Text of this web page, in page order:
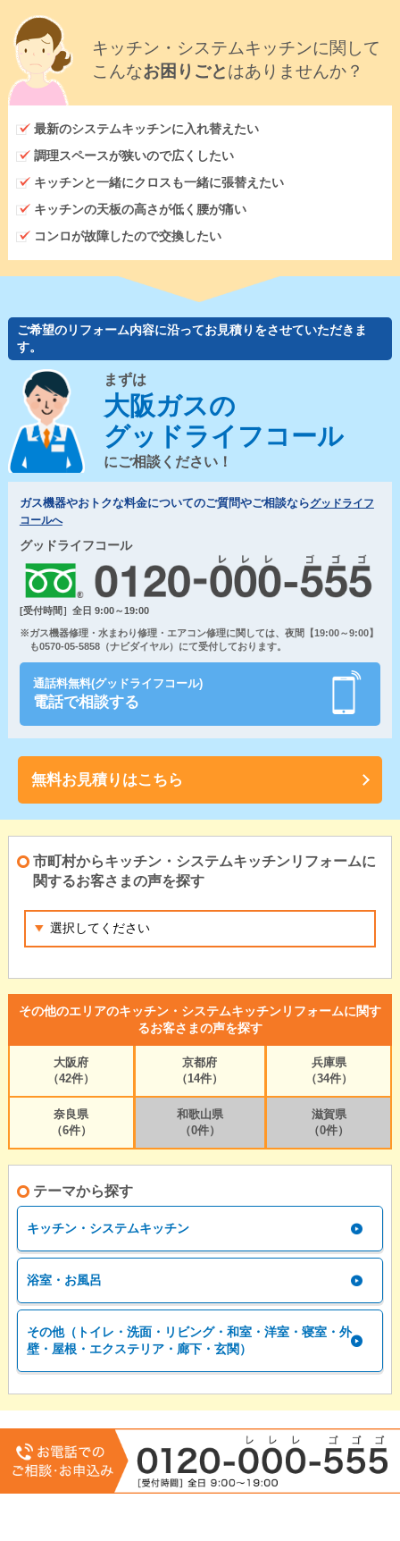
キッチン・システムキッチンに関して
こんなお困りごとはありませんか？
最新のシステムキッチンに入れ替えたい
調理スペースが狭いので広くしたい
キッチンと一緒にクロスも一緒に張替えたい
キッチンの天板の高さが低く腰が痛い
コンロが故障したので交換したい
ご希望のリフォーム内容に沿ってお見積りをさせていただきま
す。
まずは
大阪ガスの
グッドライフコール
にご相談ください！
ガス機器やおトクな料金についてのご質問やご相談ならグッドライフ
コールへ
グッドライフコール
[受付時間］全日 9:00～19:00
※ガス機器修理・水まわり修理・エアコン修理に関しては、夜間【19:00～9:00】
も0570-05-5858（ナビダイヤル）にて受付しております。
通話料無料(グッドライフコール)
電話で相談する
無料お見積りはこちら
市町村からキッチン・システムキッチンリフォームに
関するお客さまの声を探す
その他のエリアのキッチン・システムキッチンリフォームに関す
るお客さまの声を探す
大阪府
（42件）
京都府
（14件）
兵庫県
（34件）
奈良県
（6件）
和歌山県
（0件）
滋賀県
（0件）
テーマから探す
キッチン・システムキッチン
浴室・お風呂
その他（トイレ・洗面・リビング・和室・洋室・寝室・外
壁・屋根・エクステリア・廊下・玄関）